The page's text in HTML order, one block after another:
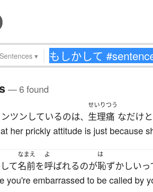
Sentences ▾
— 6 found
ツン しているのは、
せいりつう
生理痛 なだけ
her prickly attitude is just because
て
なまえ
名前を
よ
呼ばれるのが
は
恥ずかしいっ
you're embarrassed to be called by